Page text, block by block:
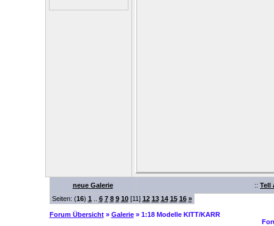
neue Galerie :: Tell
Seiten: (16) 1 6 7 8 9 10[11] 12 13 14 15 16 »
Forum Übersicht» Galerie» 1:18 Modelle KITT/KARR